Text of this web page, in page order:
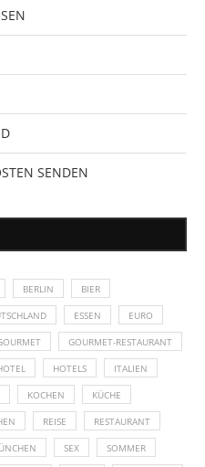
SENDEN
BERLIN BIER
ESSEN EURO
GOURMET-RESTAURANT
HOTELS ITALIEN
KOCHEN KÜCHE
REISE RESTAURANT
SEX SOMMER